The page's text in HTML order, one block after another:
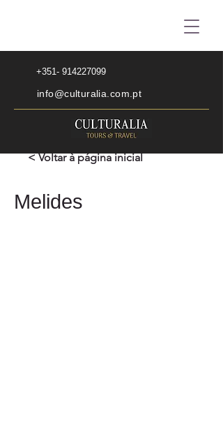
+351- 914227099
info@culturalia.com.pt
< Voltar à página inicial
Melides